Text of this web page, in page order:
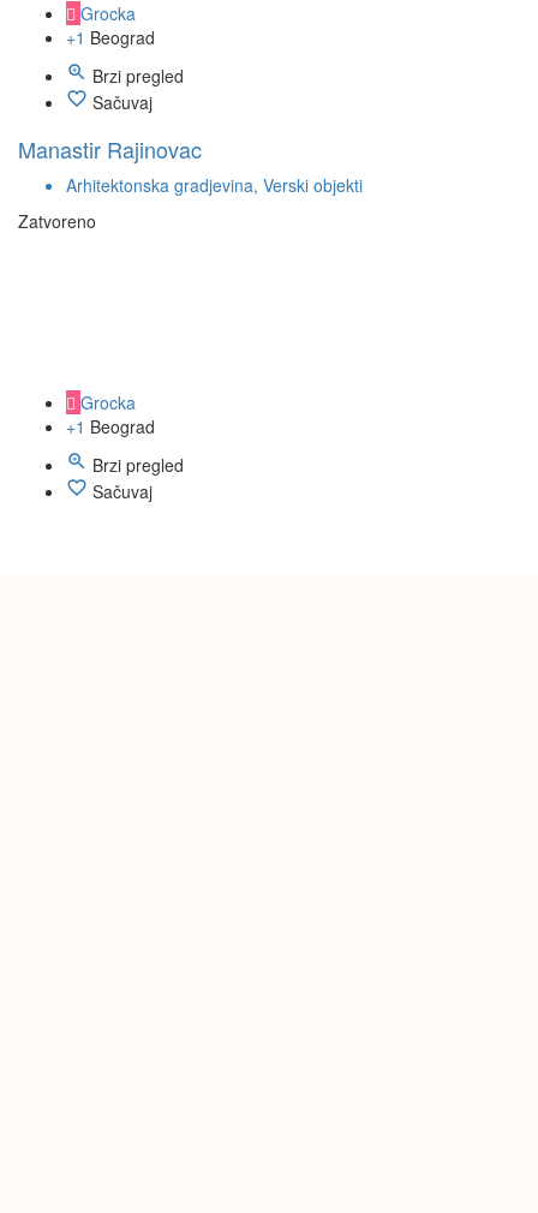
Grocka
+1 Beograd
Brzi pregled
Sačuvaj
Manastir Rajinovac
Arhitektonska gradjevina, Verski objekti
Zatvoreno
Grocka
+1 Beograd
Brzi pregled
Sačuvaj